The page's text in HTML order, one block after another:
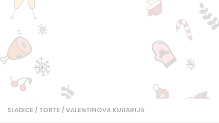
SLADICE / TORTE / VALENTINOVA KUHARIJA